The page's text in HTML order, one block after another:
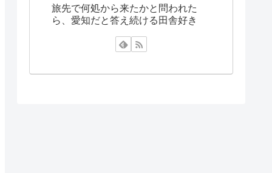
旅先で何処から来たかと問われた
ら、愛知だと答え続ける田舎好き